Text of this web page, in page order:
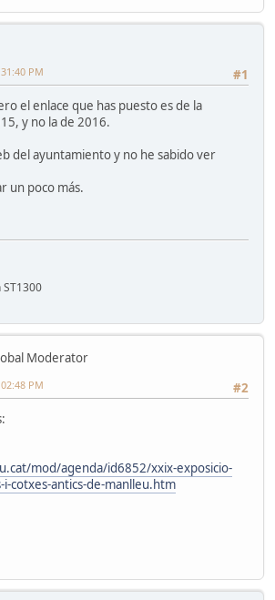
#1
PM
el enlace que has puesto es de la
y no la de 2016.
del ayuntamiento y no he sabido ver
un poco más.
ST1300
Moderator
#2
PM
mod/agenda/id6852/xxix-exposicio-
cotxes-antics-de-manlleu.htm